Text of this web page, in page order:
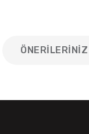
ÖNERILERINIZ